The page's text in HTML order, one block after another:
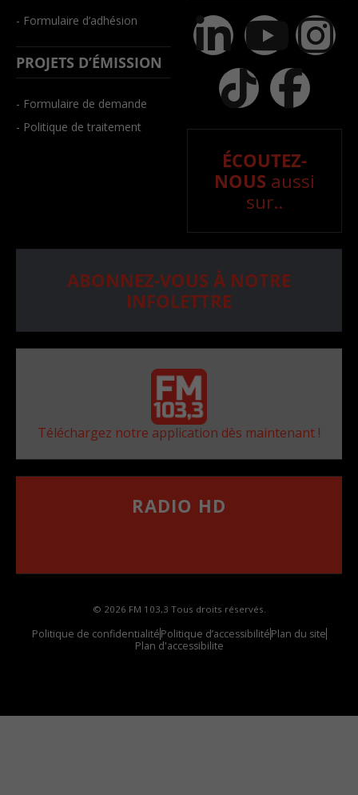
- Formulaire d’adhésion
PROJETS D’ÉMISSION
- Formulaire de demande
- Politique de traitement
ÉCOUTEZ-
NOUS aussi
sur..
ABONNEZ-VOUS À NOTRE
INFOLETTRE
Téléchargez notre application dès maintenant !
RADIO HD
© 2026 FM 103,3 Tous droits réservés.
Politique de confidentialitéPolitique d’accessibilitéPlan du site
Plan d'accessibilite